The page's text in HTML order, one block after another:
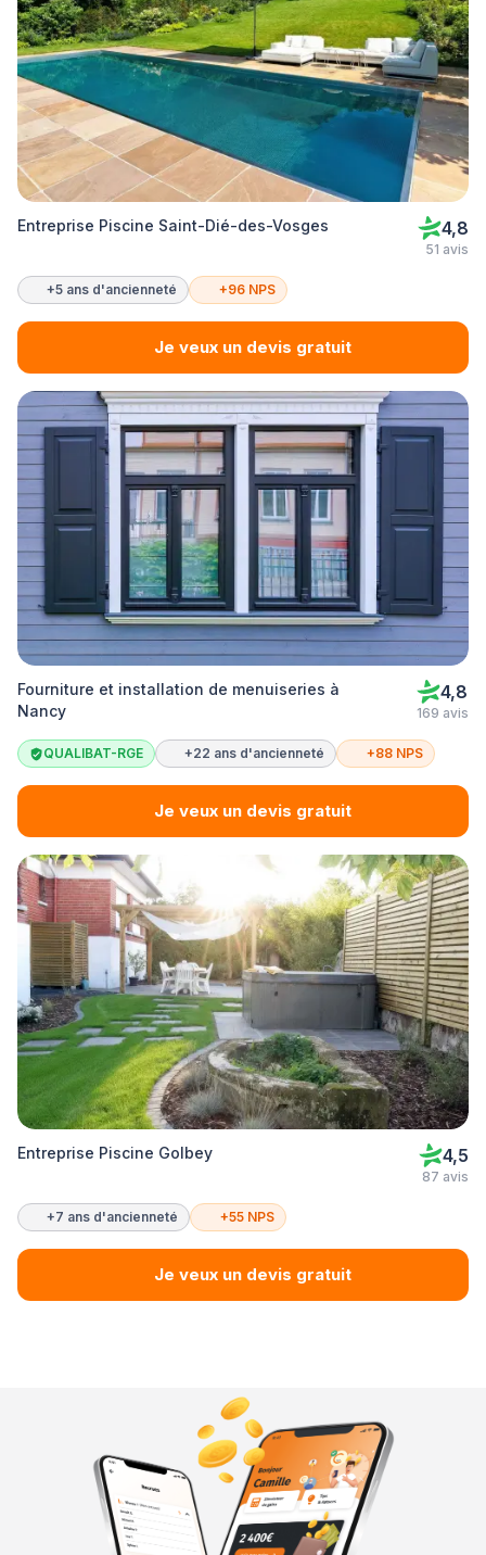
Entreprise Piscine Saint-Dié-des-Vosges 4,8
51 avis
+5 ans d'ancienneté +96 NPS
Je veux un devis gratuit
Fourniture et installation de menuiseries à
Nancy
4,8
169 avis
QUALIBAT-RGE +22 ans d'ancienneté +88 NPS
Je veux un devis gratuit
Entreprise Piscine Golbey 4,5
87 avis
+7 ans d'ancienneté +55 NPS
Je veux un devis gratuit